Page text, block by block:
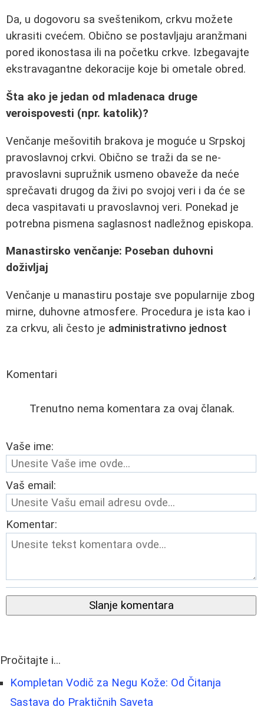
Da, u dogovoru sa sveštenikom, crkvu možete
ukrasiti cvećem. Obično se postavljaju aranžmani
pored ikonostasa ili na početku crkve. Izbegavajte
ekstravagantne dekoracije koje bi ometale obred.
Šta ako je jedan od mladenaca druge
veroispovesti (npr. katolik)?
Venčanje mešovitih brakova je moguće u Srpskoj
pravoslavnoj crkvi. Obično se traži da se ne-
pravoslavni supružnik usmeno obaveže da neće
sprečavati drugog da živi po svojoj veri i da će se
deca vaspitavati u pravoslavnoj veri. Ponekad je
potrebna pismena saglasnost nadležnog episkopa.
Manastirsko venčanje: Poseban duhovni
doživljaj
Venčanje u manastiru postaje sve popularnije zbog
mirne, duhovne atmosfere. Procedura je ista kao i
za crkvu, ali često je administrativno jednost
Komentari
Trenutno nema komentara za ovaj članak.
Vaše ime:
Vaš email:
Komentar:
Slanje komentara
Pročitajte i...
Kompletan Vodič za Negu Kože: Od Čitanja
Sastava do Praktičnih Saveta